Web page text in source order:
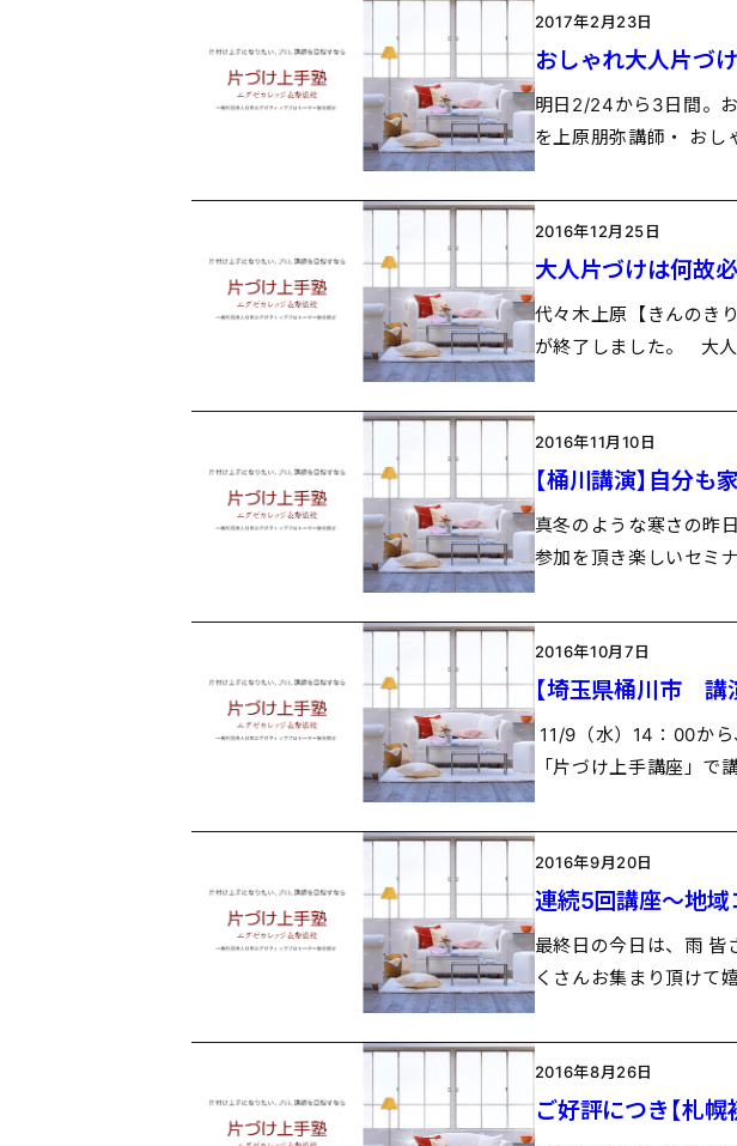
2017年2月23日
おしゃれ大人片づ
明日2/24から3日間。
を上原朋弥講師・ おし
2016年12月25日
大人片づけは何故
代々木上原【きんのき
が終了しました。 大
2016年11月10日
【桶川講演】自分
真冬のような寒さの昨
参加を頂き楽しいセミ
2016年10月7日
【埼玉県桶川市 講
11/9（水）14：00から
「片づけ上手講座」
2016年9月20日
連続5回講座～地
最終日の今日は、雨
くさんお集まり頂け
2016年8月26日
ご好評につき【札